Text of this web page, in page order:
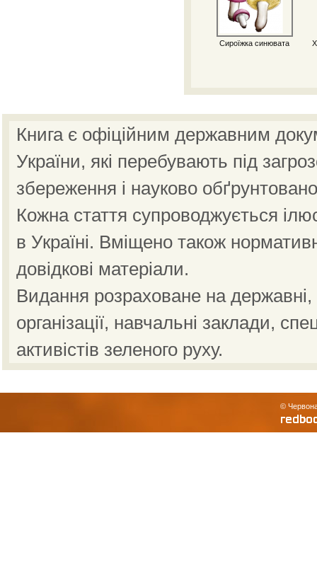
Сироїжка синювата
Книга є офіційним державним
України, які перебувають під
збереження і науково
Кожна стаття супроводжується
в Україні. Вміщено також
довідкові матеріали.
Видання розраховане на державні,
організації, навчальні заклади,
активістів зеленого руху.
©